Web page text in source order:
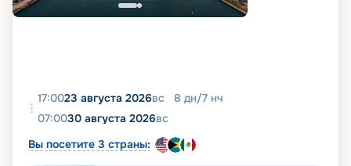
17:0023 августа 2026вс 8 дн/7 нч
07:0030 августа 2026вс
Вы посетите 3 страны: